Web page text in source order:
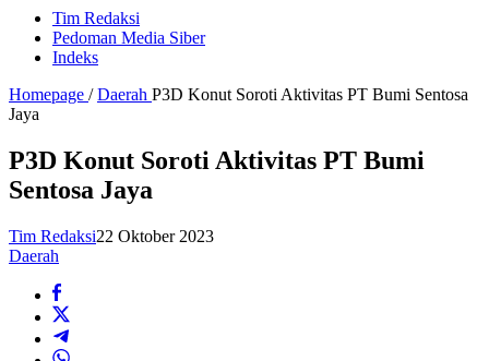
Tim Redaksi
Pedoman Media Siber
Indeks
Homepage / Daerah P3D Konut Soroti Aktivitas PT Bumi Sentosa
Jaya
P3D Konut Soroti Aktivitas PT Bumi
Sentosa Jaya
Tim Redaksi22 Oktober 2023
Daerah